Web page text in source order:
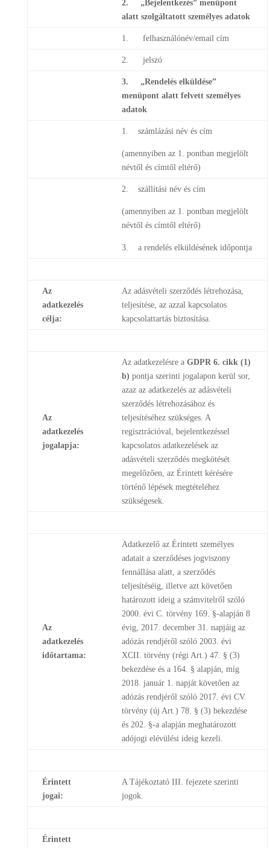
2. „Bejelentkezés” menüpont
alatt szolgáltatott személyes adatok
1. felhasználónév/email cím
2. jelszó
3. „Rendelés elküldése”
menüpont alatt felvett személyes
adatok
1. számlázási név és cím
(amennyiben az 1. pontban megjelölt
névtől és címtől eltérő)
2. szállítási név és cím
(amennyiben az 1. pontban megjelölt
névtől és címtől eltérő)
3. a rendelés elküldésének időpontja
Az
adatkezelés
célja:
Az adásvételi szerződés létrehozása,
teljesítése, az azzal kapcsolatos
kapcsolattartás biztosítása.
Az
adatkezelés
jogalapja:
Az adatkezelésre a GDPR 6. cikk (1)
b) pontja szerinti jogalapon kerül sor,
azaz az adatkezelés az adásvételi
szerződés létrehozásához és
teljesítéséhez szükséges. A
regisztrációval, bejelentkezéssel
kapcsolatos adatkezelések az
adásvételi szerződés megkötését
megelőzően, az Érintett kérésére
történő lépések megtételéhez
szükségesek.
Az
adatkezelés
időtartama:
Adatkezelő az Érintett személyes
adatait a szerződéses jogviszony
fennállása alatt, a szerződés
teljesítéséig, illetve azt követően
határozott ideig a számvitelről szóló
2000. évi C. törvény 169. §-alapján 8
évig, 2017. december 31. napjáig az
adózás rendjéről szóló 2003. évi
XCII. törvény (régi Art.) 47. § (3)
bekezdése és a 164. § alapján, míg
2018. január 1. napját követően az
adózás rendjéről szóló 2017. évi CV.
törvény (új Art.) 78. § (3) bekezdése
és 202. §-a alapján meghatározott
adójogi elévülési ideig kezeli.
Érintett
jogai:
A Tájékoztató III. fejezete szerinti
jogok.
Érintett